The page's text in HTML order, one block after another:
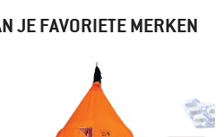
JE FAVORIETE MERKEN